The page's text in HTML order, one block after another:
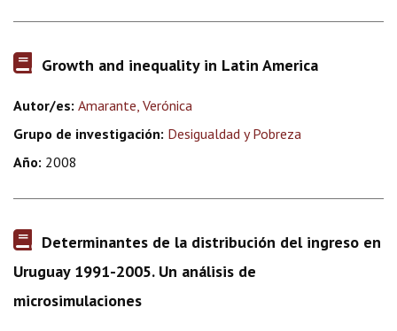
Growth and inequality in Latin America
Autor/es: Amarante, Verónica
Grupo de investigación: Desigualdad y Pobreza
Año: 2008
Determinantes de la distribución del ingreso en
Uruguay 1991-2005. Un análisis de
microsimulaciones